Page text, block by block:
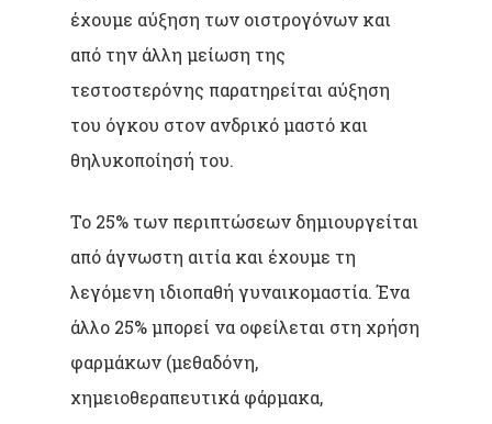
έχουμε αύξηση των οιστρογόνων και
από την άλλη μείωση της
τεστοστερόνης παρατηρείται αύξηση
του όγκου στον ανδρικό μαστό και
θηλυκοποίησή του.
Το 25% των περιπτώσεων δημιουργείται
από άγνωστη αιτία και έχουμε τη
λεγόμενη ιδιοπαθή γυναικομαστία. Ένα
άλλο 25% μπορεί να οφείλεται στη χρήση
φαρμάκων (μεθαδόνη,
χημειοθεραπευτικά φάρμακα,